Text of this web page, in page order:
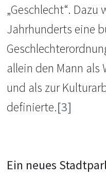
„Geschlecht“. Dazu
Jahrhunderts eine
allein den Mann als
und als zur
definierte.[3]
Ein neues